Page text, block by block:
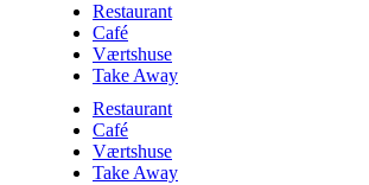
Restaurant
Café
Værtshuse
Take Away
Restaurant
Café
Værtshuse
Take Away